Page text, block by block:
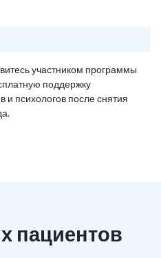
участником программы
поддержку
психологов после снятия
пациентов